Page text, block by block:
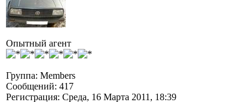
Опытный агент
Группа: Members
Сообщений: 417
Регистрация: Среда, 16 Марта 2011, 18:39